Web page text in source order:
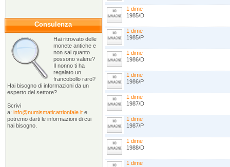
Consulenza
Hai ritrovato delle
monete antiche e
non sai quanto
possono valere?
Il nonno ti ha
regalato un
francobollo raro?
Hai bisogno di informazioni da un
esperto del settore?
Scrivi
a: info@numismaticatrionfale.it e
potremo darti le informazioni di cui
hai bisogno.
1 dime
1985/D
1 dime
1985/P
1 dime
1986/D
1 dime
1986/P
1 dime
1987/D
1 dime
1987/P
1 dime
1988/D
1 dime